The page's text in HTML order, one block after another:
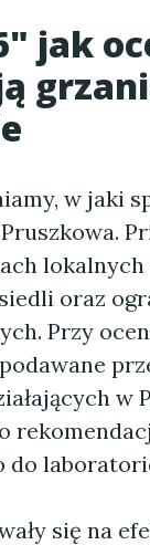
jak
w jaki
oraz
Przy
w
do
się na